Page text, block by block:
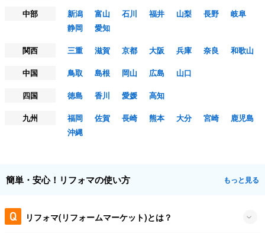
中部
新潟 富山 石川 福井 山梨 長野
岐阜
静岡
愛知
関西
三重 滋賀 京都 大阪 兵庫 奈良
和歌山
中国
鳥取 島根 岡山 広島
山口
四国
徳島 香川 愛媛
高知
九州
福岡 佐賀 長崎 熊本 大分 宮崎
鹿児島
沖縄
簡単・安心！リフォマの使い方 もっと見る
リフォマ(リフォームマーケット)とは？